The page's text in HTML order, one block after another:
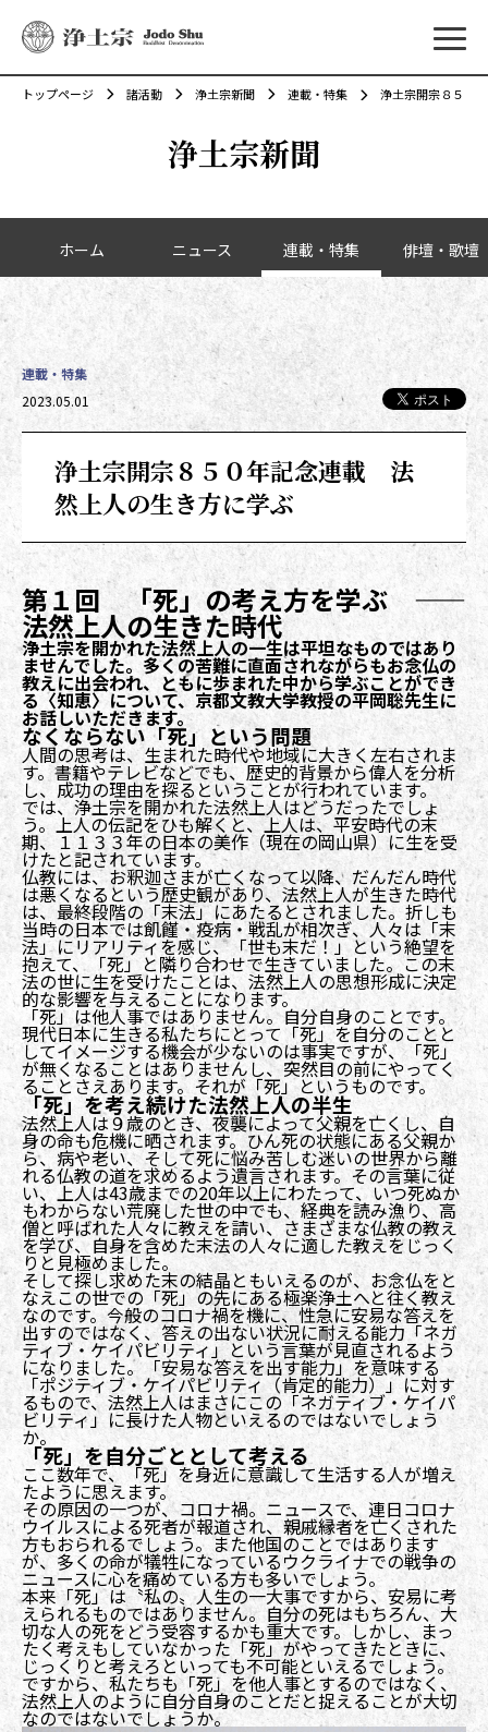
メ
浄土宗新聞
トップページ 諸活動 浄土宗新聞 連載・特集 浄土宗開宗８５０
カテゴリーナビゲーション
ホーム ニュース 連載・特集 俳壇・歌壇
浄土宗開宗８５０年記念連載 法
然上人の生き方に学ぶ
連載・特集
投稿日時
2023.05.01
第１回 「死」の考え方を学ぶ ——
法然上人の生きた時代
浄土宗を開かれた法然上人の一生は平坦なものではあり
ませんでした。多くの苦難に直面されながらもお念仏の
教えに出会われ、ともに歩まれた中から学ぶことができ
る〈知恵〉について、京都文教大学教授の平岡聡先生に
お話しいただきます。
なくならない「死」という問題
人間の思考は、生まれた時代や地域に大きく左右されま
す。書籍やテレビなどでも、歴史的背景から偉人を分析
し、成功の理由を探るということが行われています。
では、浄土宗を開かれた法然上人はどうだったでしょ
う。上人の伝記をひも解くと、上人は、平安時代の末
期、１１３３年の日本の美作（現在の岡山県）に生を受
けたと記されています。
仏教には、お釈迦さまが亡くなって以降、だんだん時代
は悪くなるという歴史観があり、法然上人が生きた時代
は、最終段階の「末法」にあたるとされました。折しも
当時の日本では飢饉・疫病・戦乱が相次ぎ、人々は「末
法」にリアリティを感じ、「世も末だ！」という絶望を
抱えて、「死」と隣り合わせで生きていました。この末
法の世に生を受けたことは、法然上人の思想形成に決定
的な影響を与えることになります。
「死」は他人事ではありません。自分自身のことです。
現代日本に生きる私たちにとって「死」を自分のことと
してイメージする機会が少ないのは事実ですが、「死」
が無くなることはありませんし、突然目の前にやってく
ることさえあります。それが「死」というものです。
「死」を考え続けた法然上人の半生
法然上人は９歳のとき、夜襲によって父親を亡くし、自
身の命も危機に晒されます。ひん死の状態にある父親か
ら、病や老い、そして死に悩み苦しむ迷いの世界から離
れる仏教の道を求めるよう遺言されます。その言葉に従
い、上人は43歳までの20年以上にわたって、いつ死ぬか
もわからない荒廃した世の中でも、経典を読み漁り、高
僧と呼ばれた人々に教えを請い、さまざまな仏教の教え
を学び、自身を含めた末法の人々に適した教えをじっく
りと見極めました。
そして探し求めた末の結晶ともいえるのが、お念仏をと
なえこの世での「死」の先にある極楽浄土へと往く教え
なのです。今般のコロナ禍を機に、性急に安易な答えを
出すのではなく、答えの出ない状況に耐える能力「ネガ
ティブ・ケイパビリティ」という言葉が見直されるよう
になりました。「安易な答えを出す能力」を意味する
「ポジティブ・ケイパビリティ（肯定的能力）」に対す
るもので、法然上人はまさにこの「ネガティブ・ケイパ
ビリティ」に長けた人物といえるのではないでしょう
か。
「死」を自分ごととして考える
ここ数年で、「死」を身近に意識して生活する人が増え
たように思えます。
その原因の一つが、コロナ禍。ニュースで、連日コロナ
ウイルスによる死者が報道され、親戚縁者を亡くされた
方もおられるでしょう。また他国のことではあります
が、多くの命が犠牲になっているウクライナでの戦争の
ニュースに心を痛めている方も多いでしょう。
本来「死」は〝私の〟人生の一大事ですから、安易に考
えられるものではありません。自分の死はもちろん、大
切な人の死をどう受容するかも重大です。しかし、まっ
たく考えもしていなかった「死」がやってきたときに、
じっくりと考えろといっても不可能といえるでしょう。
ですから、私たちも「死」を他人事とするのではなく、
法然上人のように自分自身のことだと捉えることが大切
なのではないでしょうか。